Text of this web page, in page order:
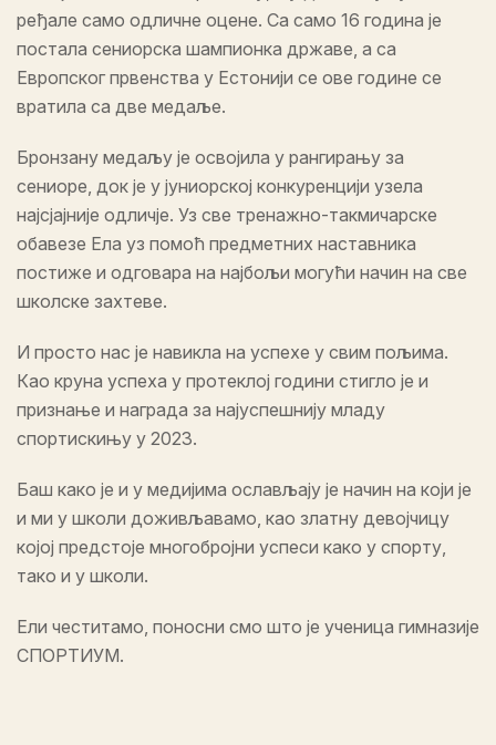
ређале само одличне оцене. Са само 16 година је
постала сениорска шампионка државе, а са
Европског првенства у Естонији се ове године се
вратила са две медаље.
Бронзану медаљу је освојила у рангирању за
сениоре, док је у јуниорској конкуренцији узела
најсјајније одличје. Уз све тренажно-такмичарске
обавезе Ела уз помоћ предметних наставника
постиже и одговара на најбољи могући начин на све
школске захтеве.
И просто нас је навикла на успехе у свим пољима.
Као круна успеха у протеклој години стигло је и
признање и награда за најуспешнију младу
спортискињу у 2023.
Баш како је и у медијима ослављају је начин на који је
и ми у школи доживљавамо, као златну девојчицу
којој предстоје многобројни успеси како у спорту,
тако и у школи.
Ели честитамо, поносни смо што је ученица гимназије
СПОРТИУМ.